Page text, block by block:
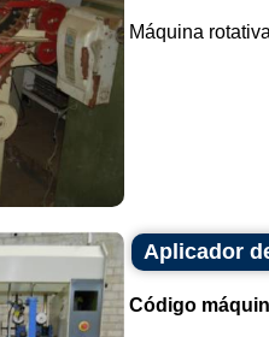
Máquina
Aplicador
Código